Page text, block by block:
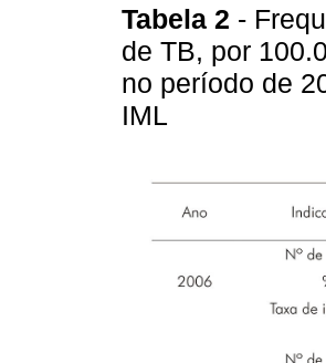
Tabela 2 -
de TB, por
no período de
IML